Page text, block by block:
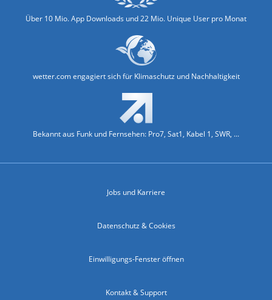
Über 10 Mio. App Downloads und 22 Mio. Unique User pro Monat
wetter.com engagiert sich für Klimaschutz und Nachhaltigkeit
Bekannt aus Funk und Fernsehen: Pro7, Sat1, Kabel 1, SWR, ...
Jobs und Karriere
Datenschutz & Cookies
Einwilligungs-Fenster öffnen
Kontakt & Support